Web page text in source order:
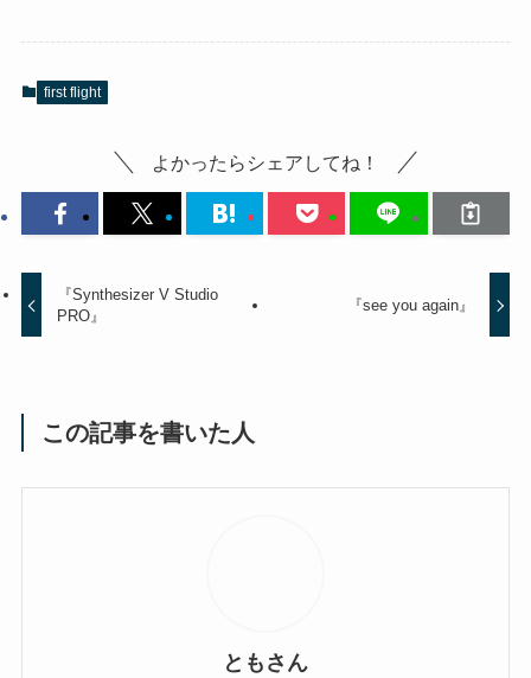
first flight
よかったらシェアしてね！
『Synthesizer V Studio
PRO』
『see you again』
この記事を書いた人
ともさん